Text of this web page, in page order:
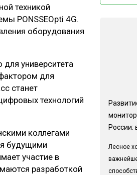
КАЛЕНДАРЬ
техникой
PONSSEOpti 4G.
оборудования
университета
для
станет
технологий
коллегами
будущими
участие в
разработкой
России:
Лесное